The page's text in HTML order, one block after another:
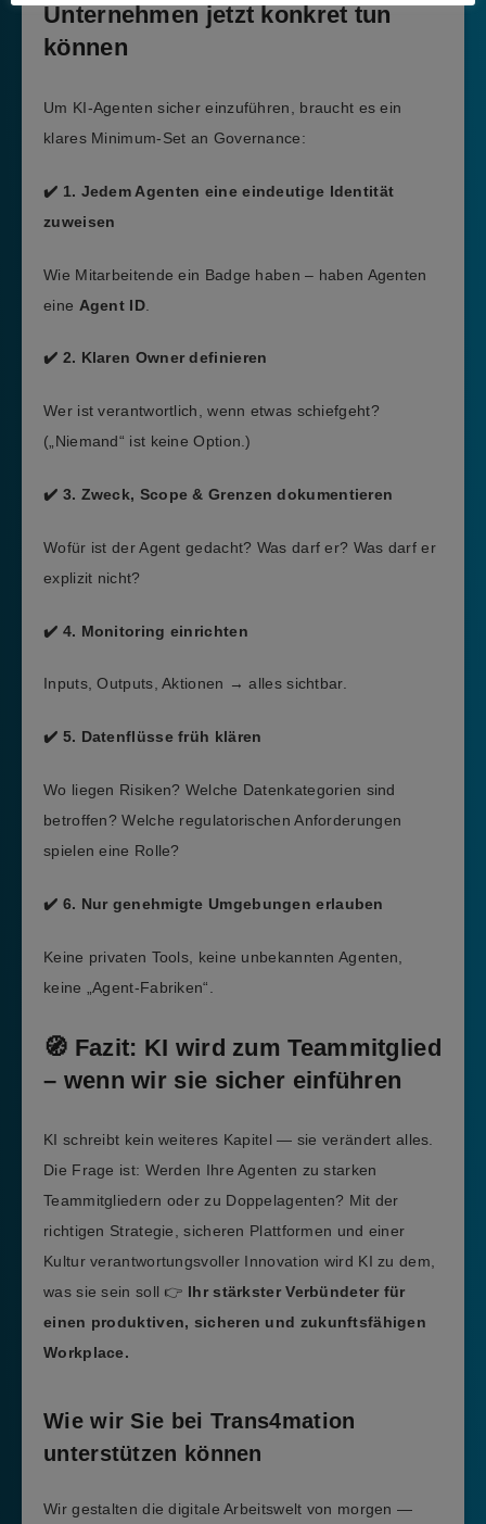
Unternehmen jetzt konkret tun
können
Um KI-Agenten sicher einzuführen, braucht es ein
klares Minimum-Set an Governance:
✔️ 1. Jedem Agenten eine eindeutige Identität
zuweisen
Wie Mitarbeitende ein Badge haben – haben Agenten
eine Agent ID.
✔️ 2. Klaren Owner definieren
Wer ist verantwortlich, wenn etwas schiefgeht?
(„Niemand“ ist keine Option.)
✔️ 3. Zweck, Scope & Grenzen dokumentieren
Wofür ist der Agent gedacht? Was darf er? Was darf er
explizit nicht?
✔️ 4. Monitoring einrichten
Inputs, Outputs, Aktionen → alles sichtbar.
✔️ 5. Datenflüsse früh klären
Wo liegen Risiken? Welche Datenkategorien sind
betroffen? Welche regulatorischen Anforderungen
spielen eine Rolle?
✔️ 6. Nur genehmigte Umgebungen erlauben
Keine privaten Tools, keine unbekannten Agenten,
keine „Agent-Fabriken“.
🧭 Fazit: KI wird zum Teammitglied
– wenn wir sie sicher einführen
KI schreibt kein weiteres Kapitel — sie verändert alles.
Die Frage ist: Werden Ihre Agenten zu starken
Teammitgliedern oder zu Doppelagenten? Mit der
richtigen Strategie, sicheren Plattformen und einer
Kultur verantwortungsvoller Innovation wird KI zu dem,
was sie sein soll 👉 Ihr stärkster Verbündeter für
einen produktiven, sicheren und zukunftsfähigen
Workplace.
Wie wir Sie bei Trans4mation
unterstützen können
Wir gestalten die digitale Arbeitswelt von morgen —